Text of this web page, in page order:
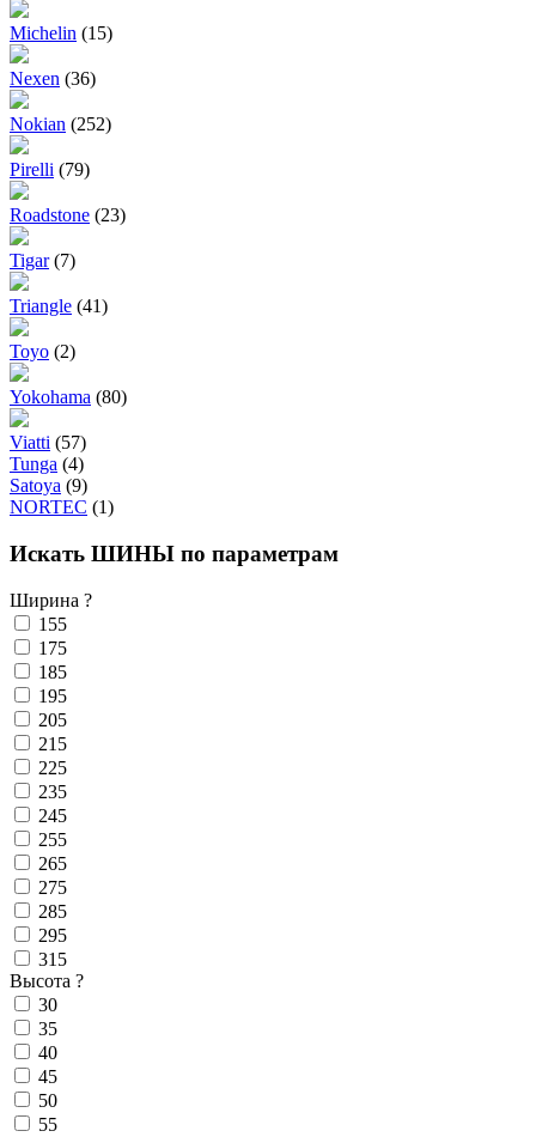
Michelin (15)
Nexen (36)
Nokian (252)
Pirelli (79)
Roadstone (23)
Tigar (7)
Triangle (41)
Toyo (2)
Yokohama (80)
Viatti (57)
Tunga (4)
Satoya (9)
NORTEC (1)
Искать ШИНЫ по параметрам
Ширина ?
155
175
185
195
205
215
225
235
245
255
265
275
285
295
315
Высота ?
30
35
40
45
50
55